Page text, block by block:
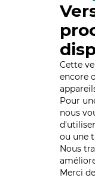
Cette
encore
Pour
nous
ou une
Nous
Merci